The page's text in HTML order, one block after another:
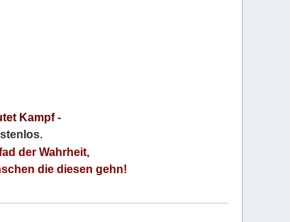
Kampf-
.
der Wahrheit,
die diesen gehn!